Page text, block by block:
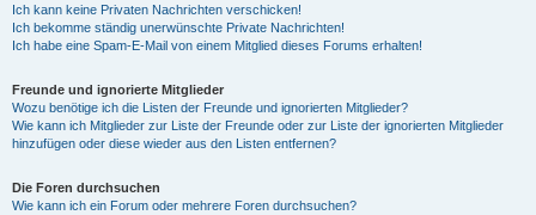
Ich kann keine Privaten Nachrichten verschicken!
Ich bekomme ständig unerwünschte Private Nachrichten!
Ich habe eine Spam-E-Mail von einem Mitglied dieses Forums erhalten!
Freunde und ignorierte Mitglieder
Wozu benötige ich die Listen der Freunde und ignorierten Mitglieder?
Wie kann ich Mitglieder zur Liste der Freunde oder zur Liste der ignorierten Mitglieder
hinzufügen oder diese wieder aus den Listen entfernen?
Die Foren durchsuchen
Wie kann ich ein Forum oder mehrere Foren durchsuchen?